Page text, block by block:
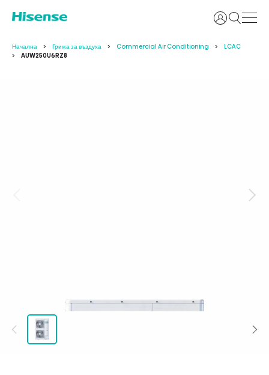
Вход
Начална Грижа за въздуха Commercial Air Conditioning
LCAC
AUW250U6RZ8